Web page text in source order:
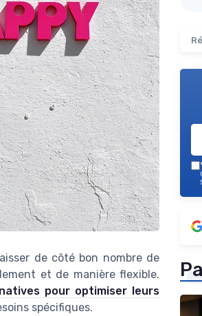
de côté bon nombre de
et de manière flexible.
pour optimiser leurs
spécifiques.